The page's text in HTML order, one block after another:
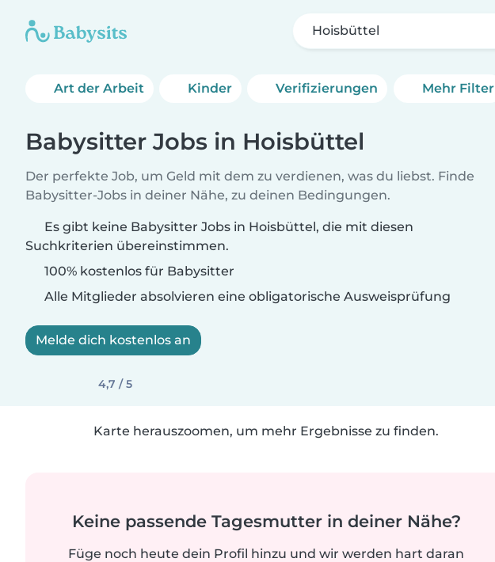
Hoisbüttel
Art der Arbeit Kinder Verifizierungen Mehr Filter
Babysitter Jobs in Hoisbüttel
Der perfekte Job, um Geld mit dem zu verdienen, was du liebst. Finde
Babysitter-Jobs in deiner Nähe, zu deinen Bedingungen.
Es gibt keine Babysitter Jobs in Hoisbüttel, die mit diesen
Suchkriterien übereinstimmen.
100% kostenlos für Babysitter
Alle Mitglieder absolvieren eine obligatorische Ausweisprüfung
Melde dich kostenlos an
4,7 / 5
Karte herauszoomen, um mehr Ergebnisse zu finden.
Keine passende Tagesmutter in deiner Nähe?
Füge noch heute dein Profil hinzu und wir werden hart daran